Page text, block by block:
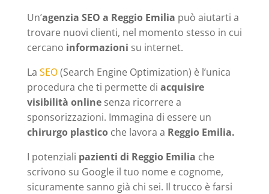
Un’agenzia SEO a Reggio Emilia può aiutarti a
trovare nuovi clienti, nel momento stesso in cui
cercano informazioni su internet.
La SEO(Search Engine Optimization) è l’unica
procedura che ti permette di acquisire
visibilità onlinesenza ricorrere a
sponsorizzazioni. Immagina di essere un
chirurgo plasticoche lavora a Reggio Emilia.
I potenziali pazienti di Reggio Emilia che
scrivono su Google il tuo nome e cognome,
sicuramente sanno già chi sei. Il trucco è farsi